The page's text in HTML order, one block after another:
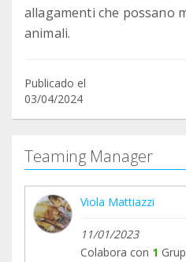
allagamenti che possano
animali.
Publicado el
03/04/2024
Teaming Manager
Viola Mattiazzi
11/01/2023
Colabora con 1